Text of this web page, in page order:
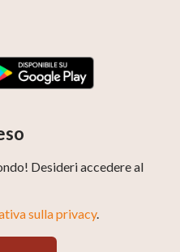
Desideri accedere al
sulla privacy.